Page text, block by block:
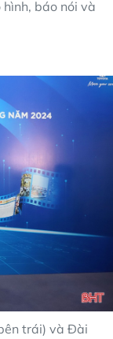
báo nói và
trái) và Đài